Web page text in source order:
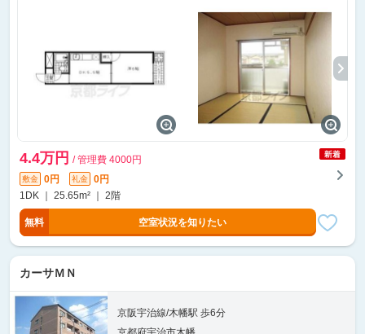
4.4万円 / 管理費 4000円
敷金 0円 礼金
0円
1DK ｜ 25.65m² ｜ 2階
無料 空室状況を知りたい
カーサＭＮ
京阪宇治線/木幡駅 歩6分